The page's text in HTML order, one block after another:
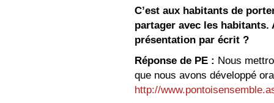
C’est aux habitants de
partager avec les
présentation par écrit ?
Réponse de PE : Nous
que nous avons développé
http://